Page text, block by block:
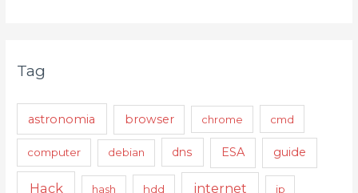
Tag
astronomia browser chrome cmd
computer debian dns ESA guide
Hack hash hdd internet ip